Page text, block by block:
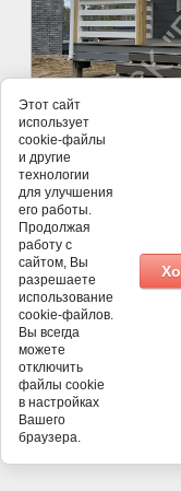
©Ваша Крепость
Этот сайт
использует
cookie-файлы
и другие
технологии
для улучшения
его работы.
Продолжая
работу с
сайтом, Вы
разрешаете
использование
cookie-файлов.
Вы всегда
можете
отключить
файлы cookie
в настройках
Вашего
браузера.